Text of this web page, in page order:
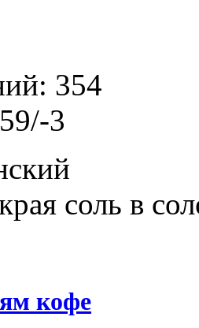
354
3
соль в
кофе